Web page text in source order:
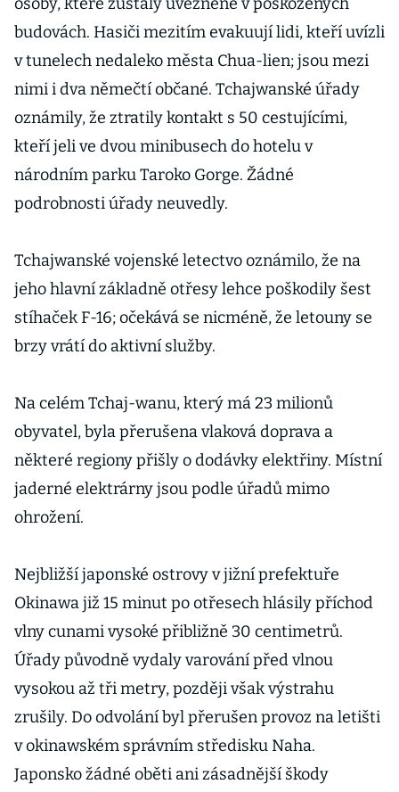
budovách. Hasiči mezitím evakuují lidi, kteří uvízli
v tunelech nedaleko města Chua-lien; jsou mezi
nimi i dva němečtí občané. Tchajwanské úřady
oznámily, že ztratily kontakt s 50 cestujícími,
kteří jeli ve dvou minibusech do hotelu v
národním parku Taroko Gorge. Žádné
podrobnosti úřady neuvedly.
Tchajwanské vojenské letectvo oznámilo, že na
jeho hlavní základně otřesy lehce poškodily šest
stíhaček F-16; očekává se nicméně, že letouny se
brzy vrátí do aktivní služby.
Na celém Tchaj-wanu, který má 23 milionů
obyvatel, byla přerušena vlaková doprava a
některé regiony přišly o dodávky elektřiny. Místní
jaderné elektrárny jsou podle úřadů mimo
ohrožení.
Nejbližší japonské ostrovy v jižní prefektuře
Okinawa již 15 minut po otřesech hlásily příchod
vlny cunami vysoké přibližně 30 centimetrů.
Úřady původně vydaly varování před vlnou
vysokou až tři metry, později však výstrahu
zrušily. Do odvolání byl přerušen provoz na letišti
v okinawském správním středisku Naha.
Japonsko žádné oběti ani zásadnější škody